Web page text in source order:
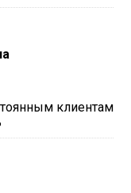
клиентам